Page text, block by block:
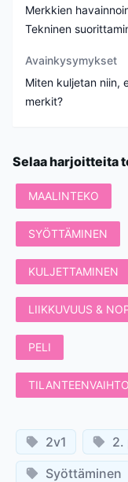
Merkkien
Tekninen
Avainkysymykset
Miten kuljetan niin,
merkit?
Selaa harjoitteita
MAALINTEKO
SYÖTTÄMINEN
KULJETTAMINEN
LIIKKUVUUS &
PELI
TILANTEENVAIHTO
2v1 2.
Syöttäminen